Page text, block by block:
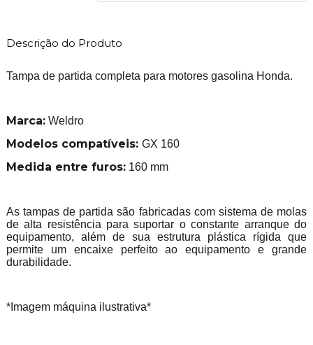
Descrição do Produto
Tampa de partida completa para motores gasolina Honda.
Marca:Weldro
Modelos compatíveis: GX 160
Medida entre furos:160 mm
As tampas de partida são fabricadas com sistema de molas
de alta resistência para suportar o constante arranque do
equipamento, além de sua estrutura plástica rígida que
permite um encaixe perfeito ao equipamento e grande
durabilidade.
*Imagem máquina ilustrativa*